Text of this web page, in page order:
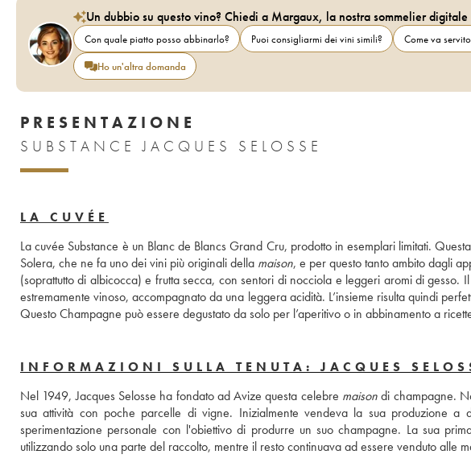
Un dubbio su questo vino? Chiedi a Margaux, la nostra sommelier digitale
Con quale piatto posso abbinarlo? Puoi consigliarmi dei vini simili? Come va
Ho un'altra domanda
PRESENTAZIONE
SUBSTANCE JACQUES SELOSSE
LA CUVÉE
La cuvée Substance è un Blanc de Blancs Grand Cru, prodotto in esemplari limitati.
Solera, che ne fa uno dei vini più originali della maison, e per questo tanto ambito dagli
(soprattutto di albicocca) e frutta secca, con sentori di nocciola e leggeri aromi di gesso.
estremamente vinoso, accompagnato da una leggera acidità. L’insieme risulta quindi
Questo Champagne può essere degustato da solo per l’aperitivo o in abbinamento a
INFORMAZIONI SULLA TENUTA: JACQUES
Nel 1949, Jacques Selosse ha fondato ad Avize questa celebre maison di champagne.
sua attività con poche parcelle di vigne. Inizialmente vendeva la sua produzione a
sperimentazione personale con l'obiettivo di produrre un suo champagne. La sua
utilizzando solo una parte del raccolto, mentre il resto continuava ad essere venduto alle